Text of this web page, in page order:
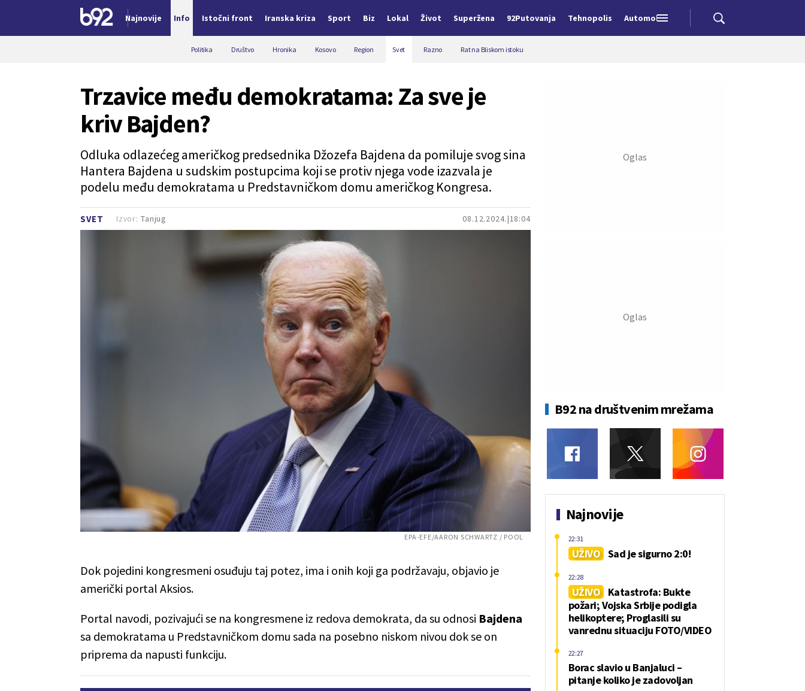
Najnovije Info Istočni front Iranska kriza Sport Biz Lokal Život Superžena 92Putovanja Tehnopolis Automobili
Politika Društvo Hronika Kosovo Region Svet Razno Rat na Bliskom istoku
SVET 08.12.2024. 18:04
Trzavice među demokratama: Za sve je
kriv Bajden?
Odluka odlazećeg američkog predsednika Džozefa Bajdena da pomiluje svog sina
Hantera Bajdena u sudskim postupcima koji se protiv njega vode izazvala je
podelu među demokratama u Predstavničkom domu američkog Kongresa.
Izvor: Tanjug
EPA-EFE/AARON SCHWARTZ / POOL
Dok pojedini kongresmeni osuđuju taj potez, ima i onih koji ga podržavaju, objavio je
američki portal Aksios.
Portal navodi, pozivajući se na kongresmene iz redova demokrata, da su odnosi Bajdena
sa demokratama u Predstavničkom domu sada na posebno niskom nivou dok se on
priprema da napusti funkciju.
B92 na društvenim mrežama
Najnovije
UŽIVO Sad je sigurno 2:0!
22:31
UŽIVO
Katastrofa: Bukte
požari; Vojska Srbije podigla
helikoptere; Proglasili su
vanrednu situaciju FOTO/VIDEO
22:28
Borac slavio u Banjaluci –
pitanje koliko je zadovoljan
22:27